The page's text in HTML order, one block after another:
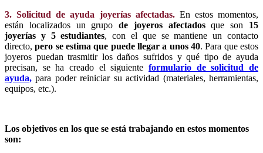
3. Solicitud de ayuda joyerías afectadas.En estos momentos,
están localizados un grupode joyeros afectadosque son 15
joyerías y 5 estudiantes, con el que se mantiene un contacto
directo, pero se estima que puede llegar a unos 40. Para que estos
joyeros puedan trasmitir los daños sufridos y qué tipo de ayuda
precisan, se ha creado el siguiente formulario de solicitud de
ayuda, para poder reiniciar su actividad (materiales, herramientas,
equipos, etc.).
Los objetivos en los que se está trabajando en estos momentos
son: